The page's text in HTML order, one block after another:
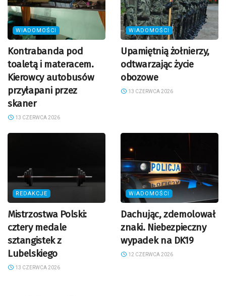
WIADOMOŚCI
Kontrabanda pod
toaletą i materacem.
Kierowcy autobusów
przyłapani przez
skaner
13 CZERWCA 2026
WIADOMOŚCI
Upamiętnią żołnierzy,
odtwarzając życie
obozowe
13 CZERWCA 2026
REDAKCJE
Mistrzostwa Polski:
cztery medale
sztangistek z
Lubelskiego
13 CZERWCA 2026
WIADOMOŚCI
Dachując, zdemolował
znaki. Niebezpieczny
wypadek na DK19
12 CZERWCA 2026